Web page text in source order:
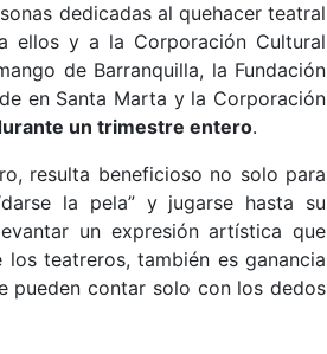
dedicadas al quehacer teatral
ellos y a la Corporación Cultural
de Barranquilla, la Fundación
en Santa Marta y la Corporación
un trimestre entero.
resulta beneficioso no solo para
la pela” y jugarse hasta su
un expresión artística que
teatreros, también es ganancia
pueden contar solo con los dedos